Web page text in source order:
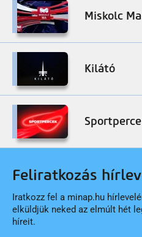
Miskolc Ma
Kilátó
Feliratkozás
Iratkozz fel a minap.hu
elküldjük neked az elmúlt hét
híreit.